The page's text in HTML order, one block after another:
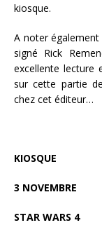
kiosque.
A noter
signé Rick
excellente lecture
sur cette partie
chez cet éditeur…
KIOSQUE
3 NOVEMBRE
STAR WARS 4